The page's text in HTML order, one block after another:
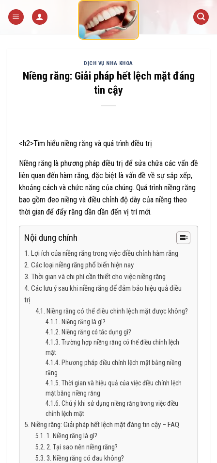
DỊCH VỤ NHA KHOA
Niềng răng: Giải pháp hết lệch mặt đáng
tin cậy
<h2>Tìm hiểu niềng răng và quá trình điều trị
Niềng răng là phương pháp điều trị để sửa chữa các vấn đề
liên quan đến hàm răng, đặc biệt là vấn đề về sự sắp xếp,
khoảng cách và chức năng của chúng. Quá trình niềng răng
bao gồm đeo niềng và điều chỉnh độ dày của niềng theo
thời gian để đẩy răng dần dần đến vị trí mới.
Nội dung chính
Lợi ích của niềng răng trong việc điều chỉnh hàm răng
Các loại niềng răng phổ biến hiện nay
Thời gian và chi phí cần thiết cho việc niềng răng
Các lưu ý sau khi niềng răng để đảm bảo hiệu quả điều
trị
Niềng răng có thể điều chỉnh lệch mặt được không?
Niềng răng là gì?
Niềng răng có tác dụng gì?
Trường hợp niềng răng có thể điều chỉnh lệch
mặt
Phương pháp điều chỉnh lệch mặt bằng niềng
răng
Thời gian và hiệu quả của việc điều chỉnh lệch
mặt bằng niềng răng
Chú ý khi sử dụng niềng răng trong việc điều
chỉnh lệch mặt
Niềng răng: Giải pháp hết lệch mặt đáng tin cậy – FAQ
1. Niềng răng là gì?
2. Tại sao nên niềng răng?
3. Niềng răng có đau không?